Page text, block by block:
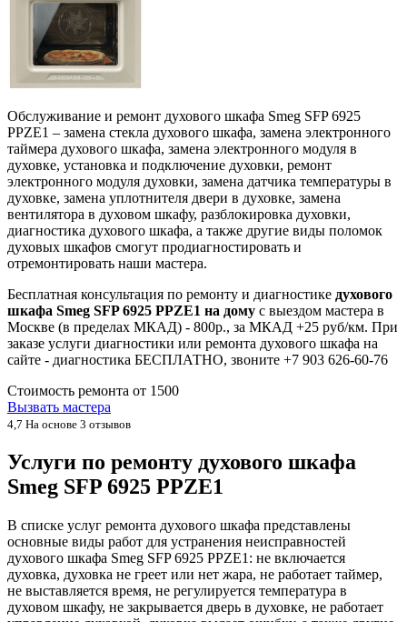
Обслуживание и ремонт духового шкафа Smeg SFP 6925
PPZE1 – замена стекла духового шкафа, замена электронного
таймера духового шкафа, замена электронного модуля в
духовке, установка и подключение духовки, ремонт
электронного модуля духовки, замена датчика температуры в
духовке, замена уплотнителя двери в духовке, замена
вентилятора в духовом шкафу, разблокировка духовки,
диагностика духового шкафа, а также другие виды поломок
духовых шкафов смогут продиагностировать и
отремонтировать наши мастера.
Бесплатная консультация по ремонту и диагностике духового
шкафа Smeg SFP 6925 PPZE1 на дому с выездом мастера в
Москве (в пределах МКАД) - 800р., за МКАД +25 руб/км. При
заказе услуги диагностики или ремонта духового шкафа на
сайте - диагностика БЕСПЛАТНО, звоните +7 903 626-60-76
Стоимость ремонта от 1500
Вызвать мастера
4,7 На основе 3 отзывов
Услуги по ремонту духового шкафа
Smeg SFP 6925 PPZE1
В списке услуг ремонта духового шкафа представлены
основные виды работ для устранения неисправностей
духового шкафа Smeg SFP 6925 PPZE1: не включается
духовка, духовка не греет или нет жара, не работает таймер,
не выставляется время, не регулируется температура в
духовом шкафу, не закрывается дверь в духовке, не работает